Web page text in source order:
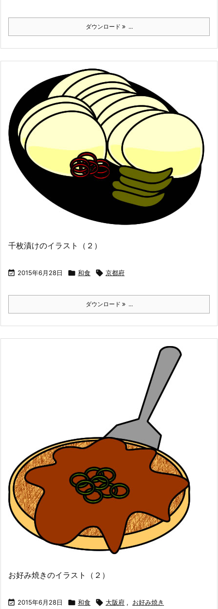
ダウンロード ...
千枚漬けのイラスト（２）
 2015年6月28日  和食  京都府
ダウンロード ...
お好み焼きのイラスト（２）
 2015年6月28日  和食  大阪府 , お好み焼き